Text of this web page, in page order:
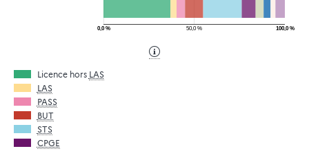
50,0 %
0,0 % 100,0 %
Licence hors LAS
LAS
PASS
BUT
STS
CPGE